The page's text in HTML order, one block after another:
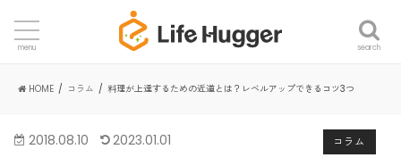
search
menu
HOME コラム 料理が上達するための近道とは？レベルアップできるコツ3つ
コラム
2018.08.10 2023.01.01